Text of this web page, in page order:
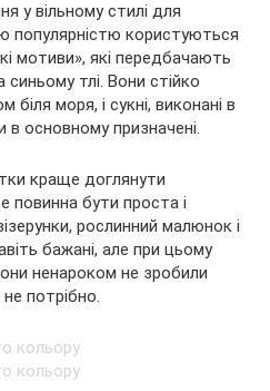
у вільному стилі для
популярністю користуються
мотиви», які передбачають
тлі. Вони стійко
моря, і сукні, виконані в
в основному призначені.
краще доглянути
повинна бути проста і
рослинний малюнок і
бажані, але при цьому
ненароком не зробили
потрібно.